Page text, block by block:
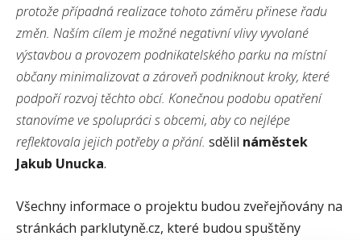
protože případná realizace tohoto záměru přinese řadu
změn. Naším cílem je možné negativní vlivy vyvolané
výstavbou a provozem podnikatelského parku na místní
občany minimalizovat a zároveň podniknout kroky, které
podpoří rozvoj těchto obcí. Konečnou podobu opatření
stanovíme ve spolupráci s obcemi, aby co nejlépe
reflektovala jejich potřeby a přání. sdělil náměstek
Jakub Unucka.
Všechny informace o projektu budou zveřejňovány na
stránkách parklutyně.cz, které budou spuštěny